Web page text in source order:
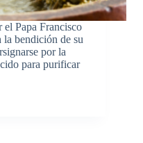
el Papa Francisco
la bendición de su
por la
para purificar